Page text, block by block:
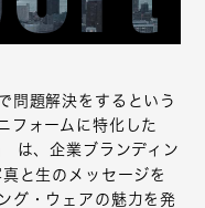
問題解決をするという
フォームに特化した
は、企業ブランディン
と生のメッセージを
グ・ウェアの魅力を発